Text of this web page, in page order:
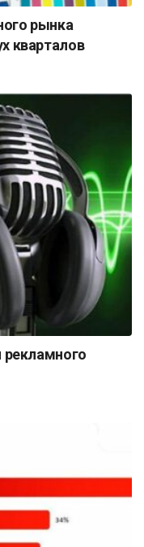
рынка
кварталов
рекламного